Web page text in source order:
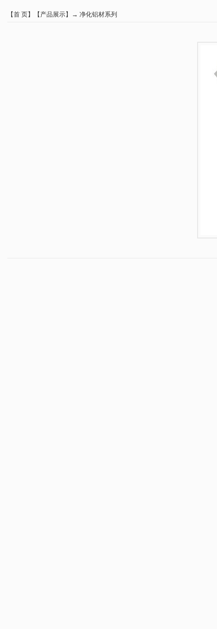
【首 页】【 产品展示】→ 净化铝材系列